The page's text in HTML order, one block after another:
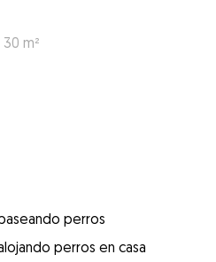
m²
perros
perros en casa